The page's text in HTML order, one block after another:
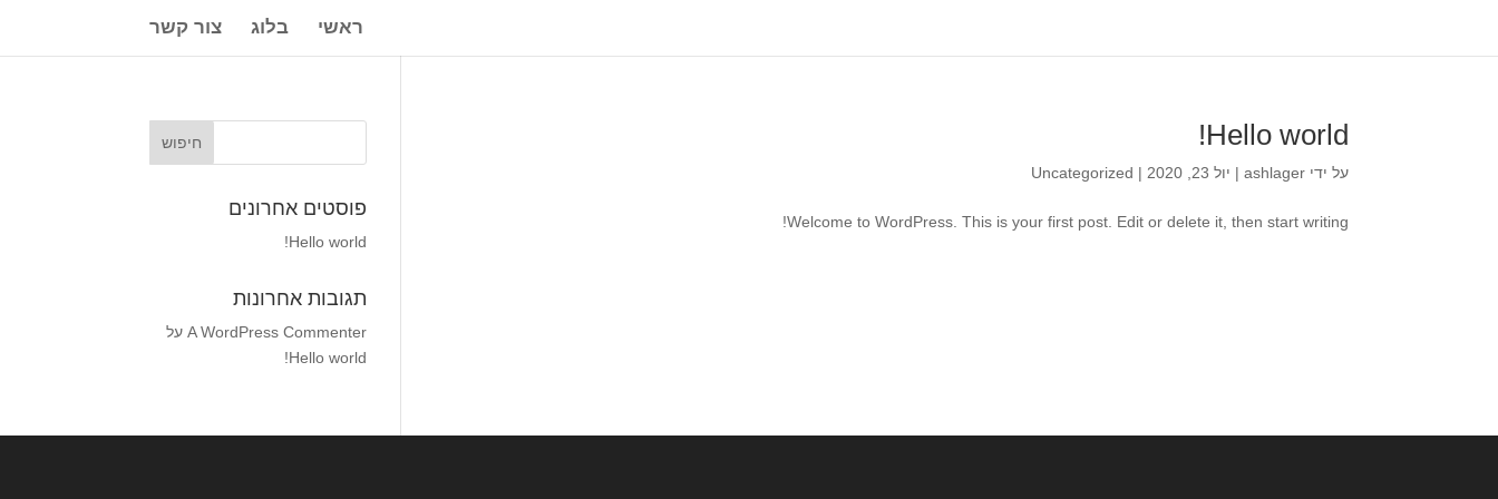
ראשי בלוג צור קשר
Hello world!
על ידיashlager
| יול 23, 2020 |
Uncategorized
Welcome to WordPress. This is your first post. Edit or delete it, then start writing!
פוסטים אחרונים
Hello world!
תגובות אחרונות
A WordPress Commenter על
Hello world!